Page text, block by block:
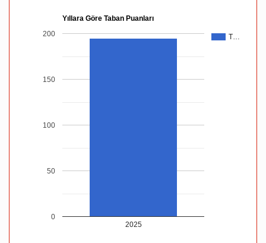
Yıllara Göre Taban Puanları
T…
2025
0
50
100
150
200